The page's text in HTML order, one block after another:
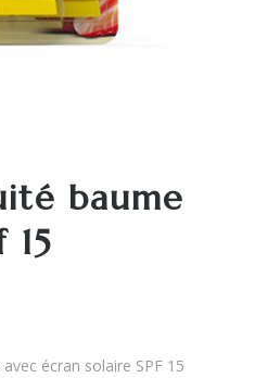
baume
15
écran solaire SPF 15